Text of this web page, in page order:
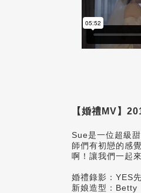
【婚禮MV】
Sue是一位超級
師們有初戀的感
啊！讓我們一起
婚禮錄影：YES
新娘造型： Betty